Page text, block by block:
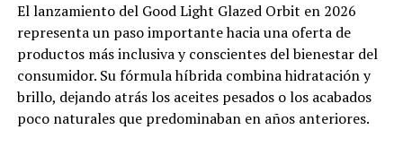
El lanzamiento del Good Light Glazed Orbit en 2026
representa un paso importante hacia una oferta de
productos más inclusiva y conscientes del bienestar del
consumidor. Su fórmula híbrida combina hidratación y
brillo, dejando atrás los aceites pesados o los acabados
poco naturales que predominaban en años anteriores.